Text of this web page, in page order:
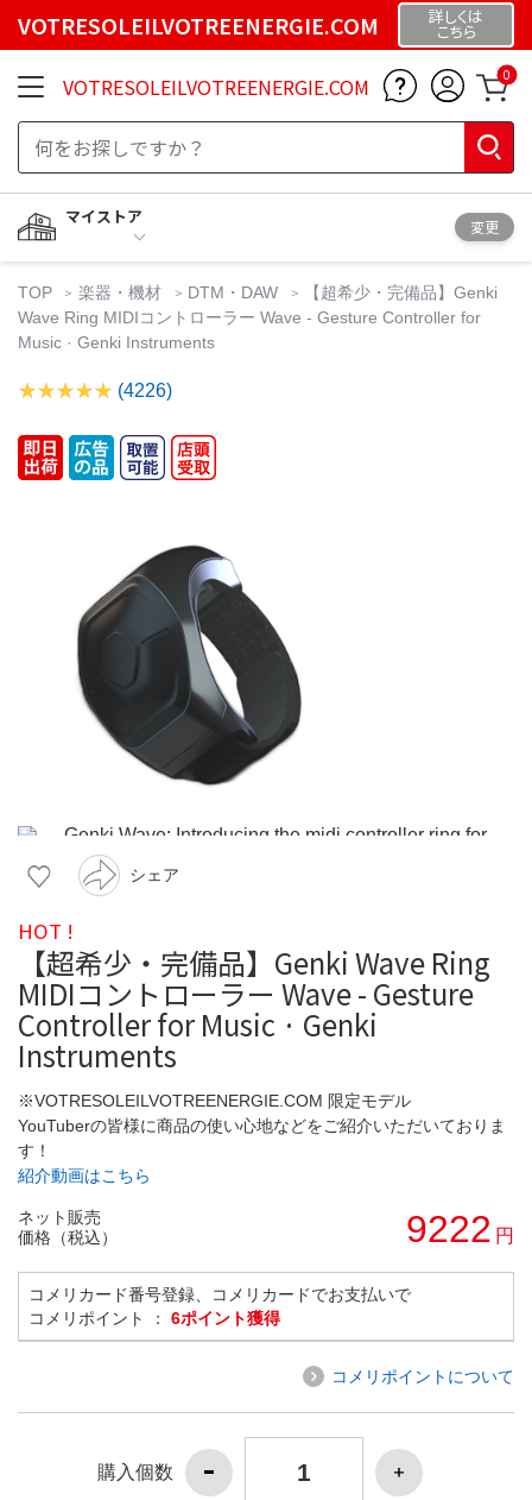
VOTRESOLEILVOTREENERGIE.COM 詳しくは
こちら
VOTRESOLEILVOTREENERGIE.COM 0
マイストア
変更
TOP 楽器・機材 DTM・DAW
【超希少・完備品】Genki
Wave Ring MIDIコントローラー Wave - Gesture Controller for
Music · Genki Instruments
(4226)
シェア
HOT !
【超希少・完備品】Genki Wave Ring
MIDIコントローラー Wave - Gesture
Controller for Music · Genki
Instruments
※VOTRESOLEILVOTREENERGIE.COM 限定モデル
YouTuberの皆様に商品の使い心地などをご紹介いただいておりま
す！
紹介動画はこちら
ネット販売
価格（税込）
9222 円
コメリカード番号登録、コメリカードでお支払いで
コメリポイント ： 6ポイント獲得
コメリポイントについて
購入個数